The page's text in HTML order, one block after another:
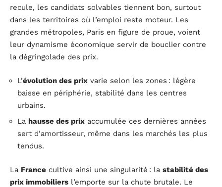
recule, les candidats solvables tiennent bon, surtout
dans les territoires où l’emploi reste moteur. Les
grandes métropoles, Paris en figure de proue, voient
leur dynamisme économique servir de bouclier contre
la dégringolade des prix.
L’évolution des prix varie selon les zones : légère
baisse en périphérie, stabilité dans les centres
urbains.
La hausse des prix accumulée ces dernières années
sert d’amortisseur, même dans les marchés les plus
tendus.
La France cultive ainsi une singularité : la stabilité des
prix immobiliers l’emporte sur la chute brutale. Le